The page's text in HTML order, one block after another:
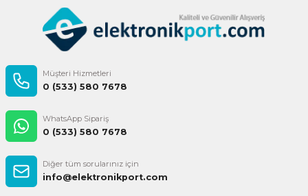
Müşteri Hizmetleri
0 (533) 580 7678
WhatsApp Sipariş
0 (533) 580 7678
Diğer tüm sorularınız için
info@elektronikport.com